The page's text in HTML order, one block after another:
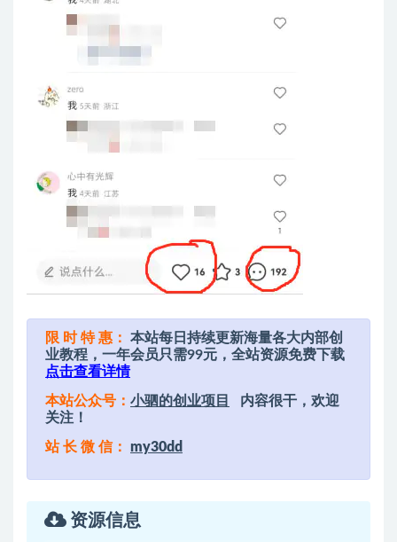
限 时 特 惠：
本站每日持续更新海量各大内部创
业教程，一年会员只需99元，全站资源免费下载
点击查看详情
本站公众号： 小驷的创业项目
内容很干，欢迎
关注！
站 长 微 信： my30dd
资源信息